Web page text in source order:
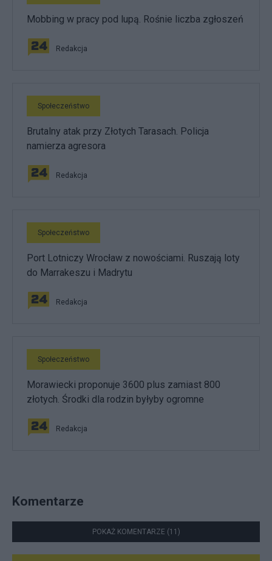
Mobbing w pracy pod lupą. Rośnie liczba zgłoszeń
Redakcja
Społeczeństwo
Brutalny atak przy Złotych Tarasach. Policja
namierza agresora
Redakcja
Społeczeństwo
Port Lotniczy Wrocław z nowościami. Ruszają loty
do Marrakeszu i Madrytu
Redakcja
Społeczeństwo
Morawiecki proponuje 3600 plus zamiast 800
złotych. Środki dla rodzin byłyby ogromne
Redakcja
Komentarze
POKAŻ KOMENTARZE (11)